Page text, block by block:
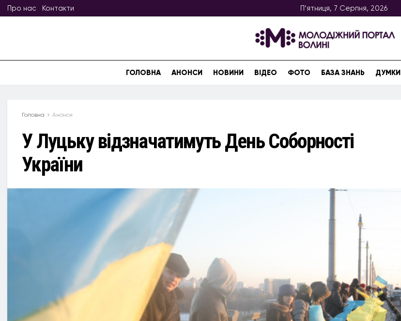
Про нас Контакти П’ятниця, 7 Серпня, 2026
ГОЛОВНА АНОНСИ НОВИНИ ВІДЕО ФОТО БАЗА ЗНАНЬ ДУМКИ
Головна Анонси
У Луцьку відзначатимуть День Соборності
України